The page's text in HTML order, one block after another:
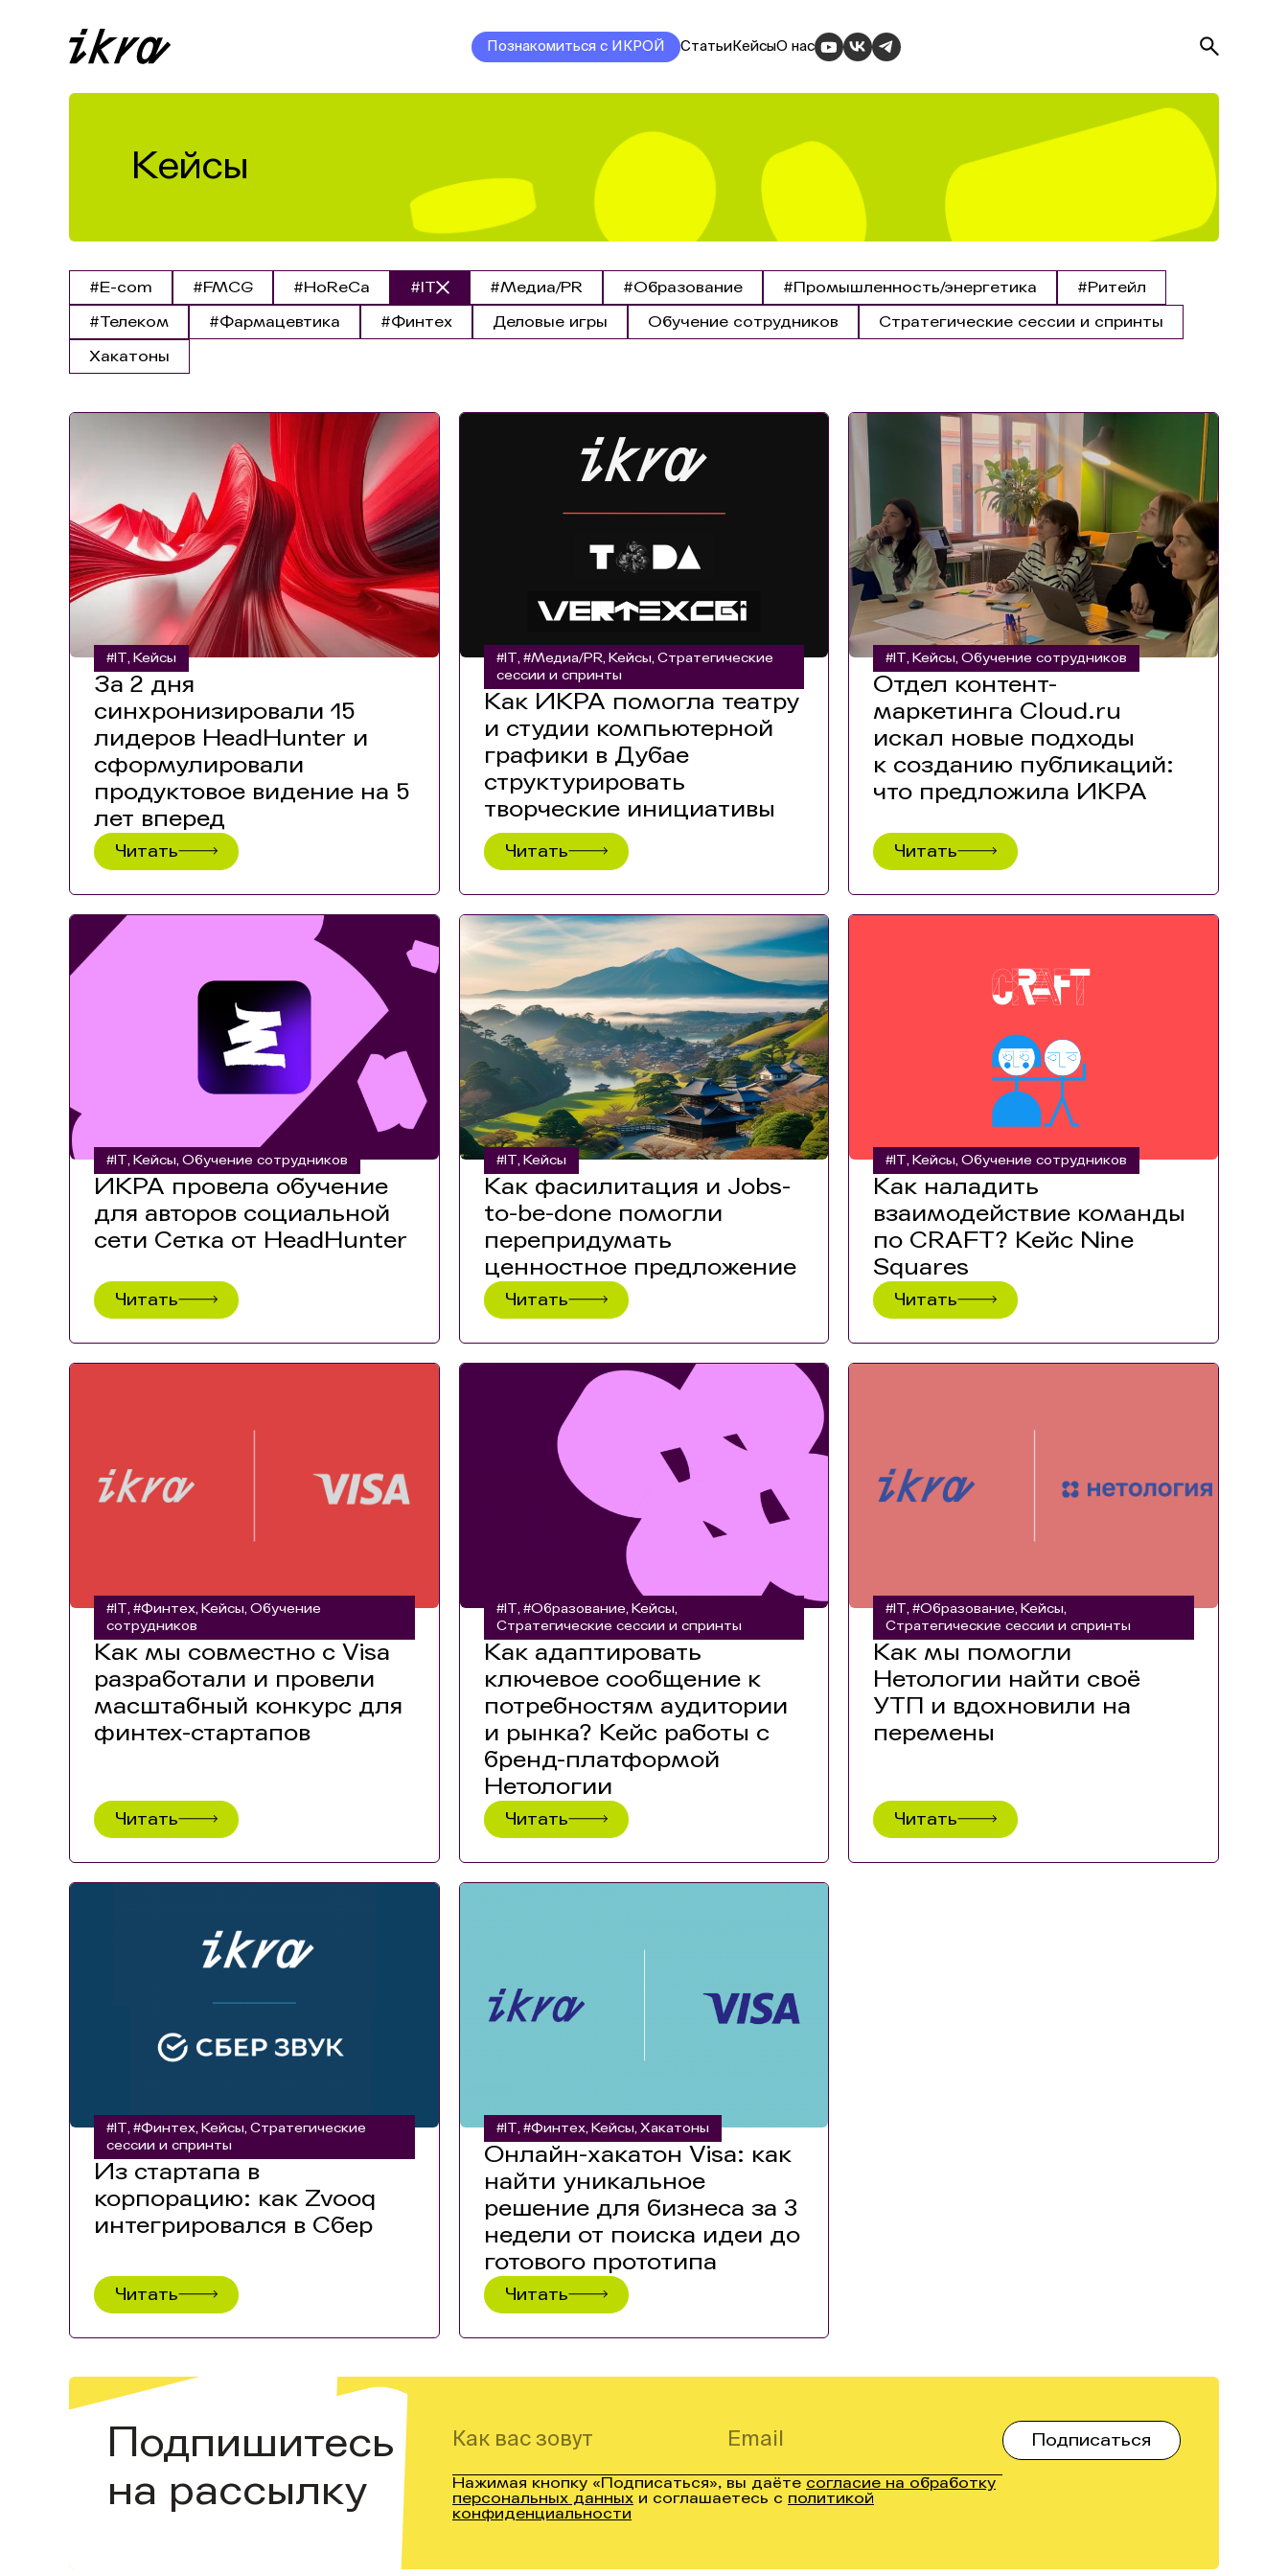
Познакомиться с ИКРОЙ СтатьиКейсыО нас
Кейсы
#E-com #FMCG #HoReCa #IT #Медиа/PR #Образование #Промышленность/энергетика
#Ритейл
#Телеком
#Фармацевтика #Финтех Деловые игры Обучение сотрудников
Стратегические сессии и спринты
Хакатоны
#IT, Кейсы
За 2 дня
синхронизировали 15
лидеров HeadHunter и
сформулировали
продуктовое видение на 5
лет вперед
Читать
#IT, #Медиа/PR, Кейсы, Стратегические
сессии и спринты
Как ИКРА помогла театру
и студии компьютерной
графики в Дубае
структурировать
творческие инициативы
Читать
#IT, Кейсы,Обучение сотрудников
Отдел контент-
маркетинга Cloud.ru
искал новые подходы
к созданию публикаций:
что предложила ИКРА
Читать
#IT, Кейсы, Обучение сотрудников
ИКРА провела обучение
для авторов социальной
сети Сетка от HeadHunter
Читать
#IT, Кейсы
Как фасилитация и Jobs-
to-be-done помогли
перепридумать
ценностное предложение
Читать
#IT, Кейсы,Обучение сотрудников
Как наладить
взаимодействие команды
по CRAFT? Кейс Nine
Squares
Читать
#IT, #Финтех, Кейсы, Обучение
сотрудников
Как мы совместно с Visa
разработали и провели
масштабный конкурс для
финтех-стартапов
Читать
#IT, #Образование, Кейсы,
Стратегические сессии и спринты
Как адаптировать
ключевое сообщение к
потребностям аудитории
и рынка? Кейс работы с
бренд-платформой
Нетологии
Читать
#IT,#Образование, Кейсы,
Стратегические сессии и спринты
Как мы помогли
Нетологии найти своё
УТП и вдохновили на
перемены
Читать
#IT, #Финтех, Кейсы, Стратегические
сессии и спринты
Из стартапа в
корпорацию: как Zvooq
интегрировался в Сбер
Читать
#IT, #Финтех, Кейсы, Хакатоны
Онлайн-хакатон Visa: как
найти уникальное
решение для бизнеса за 3
недели от поиска идеи до
готового прототипа
Читать
Подпишитесь
на рассылку
Нажимая кнопку «Подписаться», вы даёте согласие на обработку
персональных данных и соглашаетесь с политикой
конфиденциальности